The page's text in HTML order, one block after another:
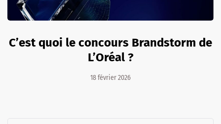
C’est quoi le concours Brandstorm de
L’Oréal ?
18 février 2026